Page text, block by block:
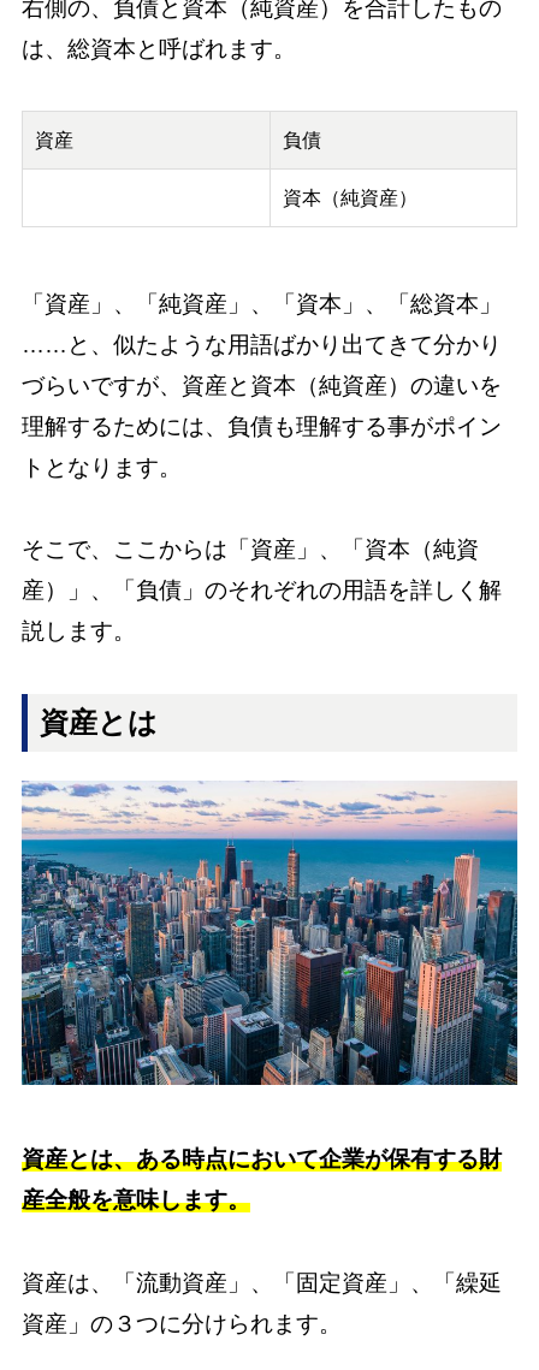
右側の、負債と資本（純資産）を合計したもの
は、総資本と呼ばれます。
資産 負債
資本（純資産）
「資産」、「純資産」、「資本」、「総資本」
……と、似たような用語ばかり出てきて分かり
づらいですが、資産と資本（純資産）の違いを
理解するためには、負債も理解する事がポイン
トとなります。
そこで、ここからは「資産」、「資本（純資
産）」、「負債」のそれぞれの用語を詳しく解
説します。
資産とは
資産とは、ある時点において企業が保有する財
産全般を意味します。
資産は、「流動資産」、「固定資産」、「繰延
資産」の３つに分けられます。